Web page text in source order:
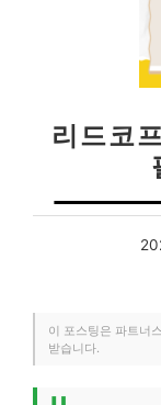
리드코
이 포스팅은 파트너
받습니다.